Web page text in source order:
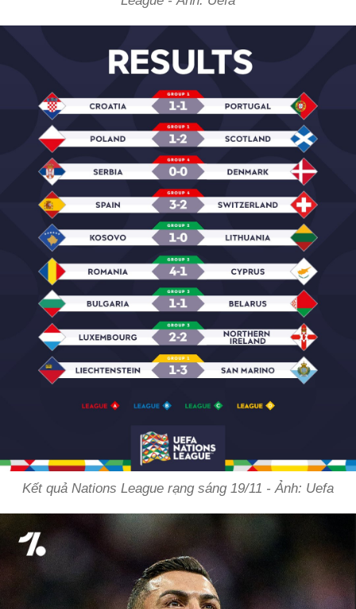
Kết quả Nations League rạng sáng 19/11 - Ảnh: Uefa